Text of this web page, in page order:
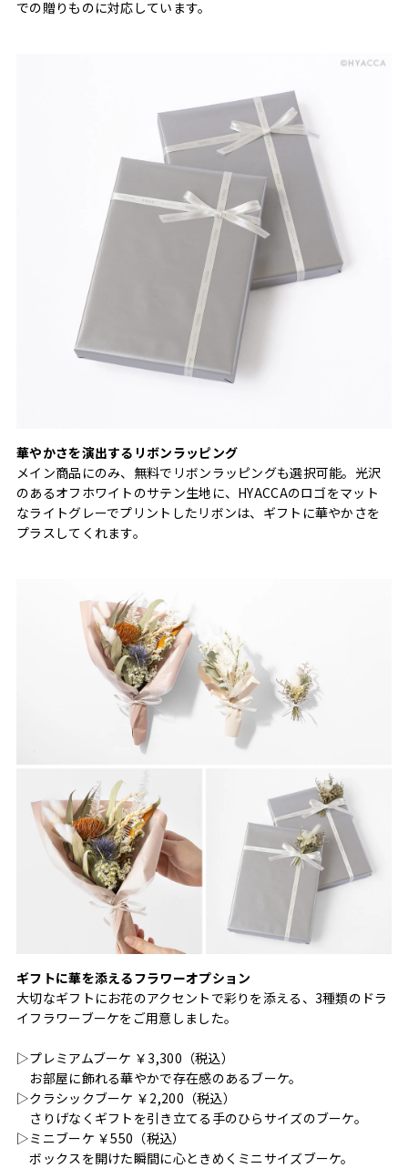
での贈りものに対応しています。
華やかさを演出するリボンラッピング
メイン商品にのみ、無料でリボンラッピングも選択可能。光沢
のあるオフホワイトのサテン生地に、HYACCAのロゴをマット
なライトグレーでプリントしたリボンは、ギフトに華やかさを
プラスしてくれます。
ギフトに華を添えるフラワーオプション
大切なギフトにお花のアクセントで彩りを添える、3種類のドラ
イフラワーブーケをご用意しました。
▷プレミアムブーケ ￥3,300（税込）
お部屋に飾れる華やかで存在感のあるブーケ。
▷クラシックブーケ ￥2,200（税込）
さりげなくギフトを引き立てる手のひらサイズのブーケ。
▷ミニブーケ ￥550（税込）
ボックスを開けた瞬間に心ときめくミニサイズブーケ。